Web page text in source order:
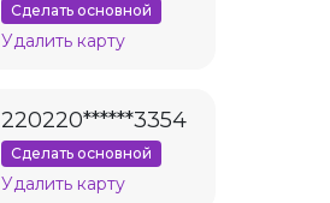
Сделать основной
Удалить карту
220220******3354
Сделать основной
Удалить карту